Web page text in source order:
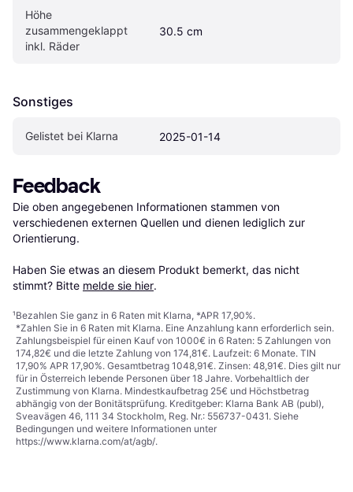
Höhe
zusammengeklappt
inkl. Räder
30.5 cm
Sonstiges
Gelistet bei Klarna 2025-01-14
Feedback
Die oben angegebenen Informationen stammen von
verschiedenen externen Quellen und dienen lediglich zur
Orientierung.
Haben Sie etwas an diesem Produkt bemerkt, das nicht
stimmt? Bitte melde sie hier.
¹Bezahlen Sie ganz in 6 Raten mit Klarna, *APR 17,90%.
*Zahlen Sie in 6 Raten mit Klarna. Eine Anzahlung kann erforderlich sein.
Zahlungsbeispiel für einen Kauf von 1000€ in 6 Raten: 5 Zahlungen von
174,82€ und die letzte Zahlung von 174,81€. Laufzeit: 6 Monate. TIN
17,90% APR 17,90%. Gesamtbetrag 1048,91€. Zinsen: 48,91€. Dies gilt nur
für in Österreich lebende Personen über 18 Jahre. Vorbehaltlich der
Zustimmung von Klarna. Mindestkaufbetrag 25€ und Höchstbetrag
abhängig von der Bonitätsprüfung. Kreditgeber: Klarna Bank AB (publ),
Sveavägen 46, 111 34 Stockholm, Reg. Nr.: 556737-0431. Siehe
Bedingungen und weitere Informationen unter
https://www.klarna.com/at/agb/.